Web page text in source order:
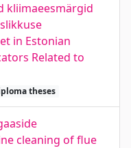
kliimaeesmärgid
in Estonian
Related to
theses
cleaning of flue